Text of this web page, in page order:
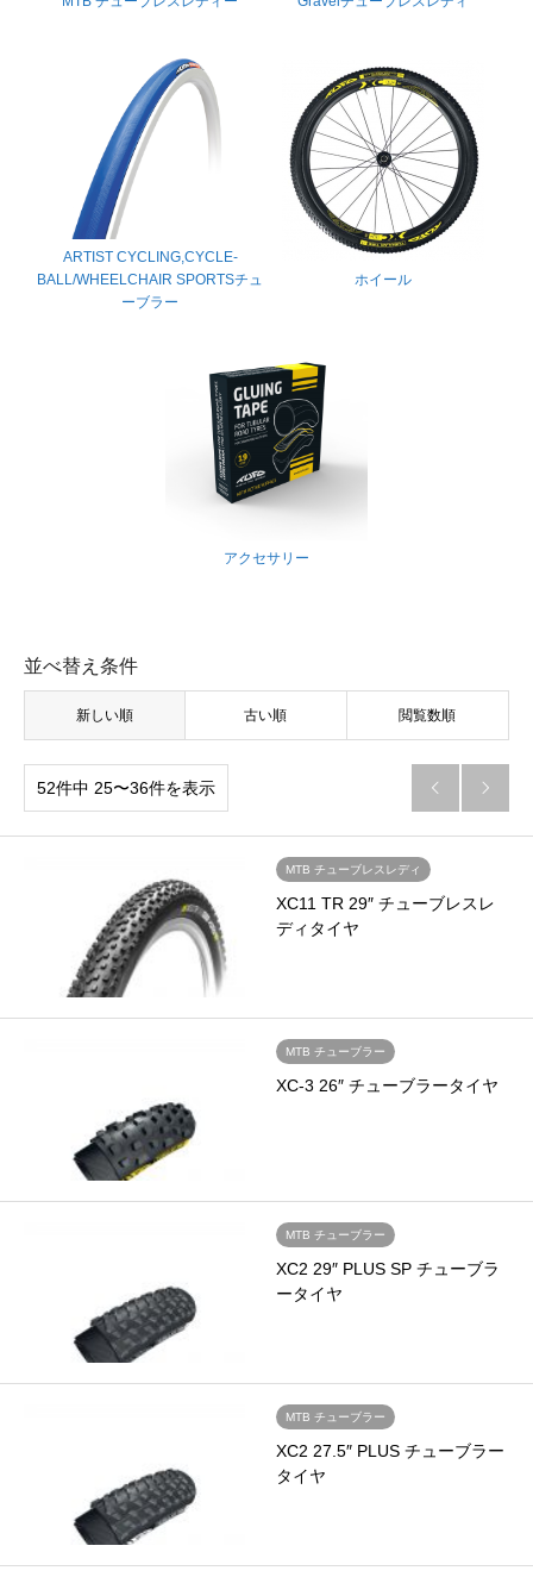
ARTIST CYCLING,CYCLE-
BALL/WHEELCHAIR SPORTSチュ
ーブラー
ホイール
アクセサリー
並べ替え条件
新しい順 古い順 閲覧数順
52件中 25〜36件を表示  
MTB チューブレスレディ
XC11 TR 29″ チューブレスレ
ディタイヤ
MTB チューブラー
XC-3 26″ チューブラータイヤ
MTB チューブラー
XC2 29″ PLUS SP チューブラ
ータイヤ
MTB チューブラー
XC2 27.5″ PLUS チューブラー
タイヤ